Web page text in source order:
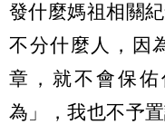
發什麼媽祖相關
不分什麼人，因
章，就不會保
為」，我也不予